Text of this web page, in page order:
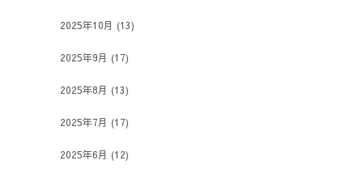
2025年10月 (13)
2025年9月 (17)
2025年8月 (13)
2025年7月 (17)
2025年6月 (12)